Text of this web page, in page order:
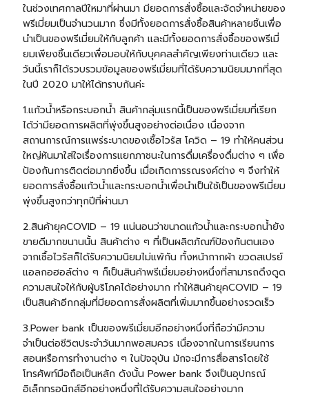
ในช่วงเทศกาลปีใหมาที่ผ่านมา มียอดการสั่งซื้อและจัดจำหน่ายของ
พรีเมี่ยมเป็นจำนวนมาก ซึ่งมีทั้งยอดการสั่งซื้อสินค้าหลายชิ้นเพื่อ
นำเป็นของพรีเมี่ยมให้กับลูกค้า และมีทั้งยอดการสั่งซื้อของพรีเมี่
ยมเพียงชิ้นเดียวเพื่อมอบให้กับบุคคลสำคัญเพียงท่านเดียว และ
วันนี้เราก็ได้รวบรวมข้อมูลของพรีเมี่ยมที่ได้รับความนิยมมากที่สุด
ในปี 2020 มาให้ได้ทราบกันค่ะ
1.แก้วน้ำหรือกระบอกน้ำ สินค้ากลุ่มแรกนี้เป็นของพรีเมี่ยมที่เรียก
ได้ว่ามียอดการผลิตที่พุ่งขึ้นสูงอย่างต่อเนื่อง เนื่องจาก
สถานการณ์การแพร่ระบาดของเชื้อไวรัส โควิด – 19 ทำให้คนส่วน
ใหญ่หันมาใส่ใจเรื่องการแยกภาชนะในการดื่มเครื่องดื่มต่าง ๆ เพื่อ
ป้องกันการติดต่อมากยิ่งขึ้น เมื่อเกิดการรณรงค์ต่าง ๆ จึงทำให้
ยอดการสั่งซื้อแก้วน้ำและกระบอกน้ำเพื่อนำเป็นใช้เป็นของพรีเมี่ยม
พุ่งขึ้นสูงกว่าทุกปีที่ผ่านมา
2.สินค้ายุคCOVID – 19 แน่นอนว่าขนาดแก้วน้ำและกระบอกน้ำยัง
ขายดีมากขนานนั้น สินค้าต่าง ๆ ที่เป็นผลิตภัณฑ์ป้องกันตนเอง
จากเชื้อไวรัสก็ได้รับความนิยมไม่แพ้กัน ทั้งหน้ากากผ้า ขวดสเปรย์
แอลกอฮอล์ต่าง ๆ ก็เป็นสินค้าพรีเมี่ยมอย่างหนึ่งที่สามารถดึงดูด
ความสนใจให้กับผู้บริโภคได้อย่างมาก ทำให้สินค้ายุคCOVID – 19
เป็นสินค้าอีกกลุ่มที่มียอดการสั่งผลิตที่เพิ่มมากขึ้นอย่างรวดเร็ว
3.Power bank เป็นของพรีเมี่ยมอีกอย่างหนึ่งที่ถือว่ามีความ
จำเป็นต่อชีวิตประจำวันมากพอสมควร เนื่องจากในการเรียนการ
สอนหรือการทำงานต่าง ๆ ในปัจจุบัน มักจะมีการสื่อสารโดยใช้
โทรศัพท์มือถือเป็นหลัก ดังนั้น Power bank จึงเป็นอุปกรณ์
อิเล็กทรอนิกส์อีกอย่างหนึ่งที่ได้รับความสนใจอย่างมาก